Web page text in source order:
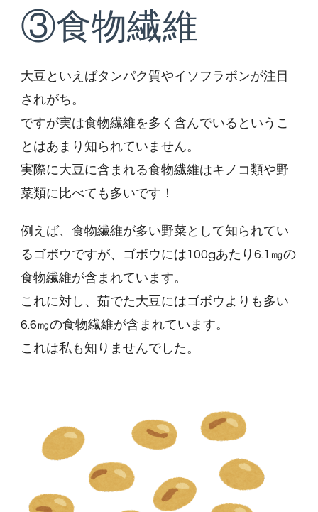
③食物繊維
大豆といえばタンパク質やイソフラボンが注目
されがち。
ですが実は食物繊維を多く含んでいるというこ
とはあまり知られていません。
実際に大豆に含まれる食物繊維はキノコ類や野
菜類に比べても多いです！
例えば、食物繊維が多い野菜として知られてい
るゴボウですが、ゴボウには100gあたり6.1㎎の
食物繊維が含まれています。
これに対し、茹でた大豆にはゴボウよりも多い
6.6㎎の食物繊維が含まれています。
これは私も知りませんでした。